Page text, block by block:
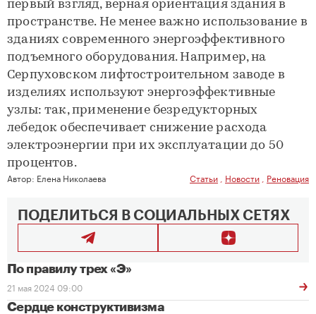
первый взгляд, верная ориентация здания в
пространстве. Не менее важно использование в
зданиях современного энергоэффективного
подъемного оборудования. Например, на
Серпуховском лифтостроительном заводе в
изделиях используют энергоэффективные
узлы: так, применение безредукторных
лебедок обеспечивает снижение расхода
электроэнергии при их эксплуатации до 50
процентов.
Автор: Елена Николаева Статьи Новости Реновация
ПОДЕЛИТЬСЯ В СОЦИАЛЬНЫХ СЕТЯХ
По правилу трех «Э»
21 мая 2024 09:00
Сердце конструктивизма